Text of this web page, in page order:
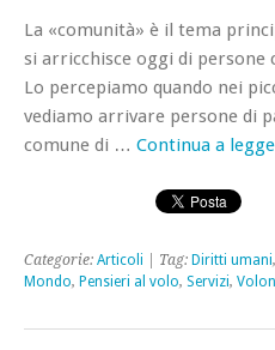
La «comunità» è il tema
si arricchisce oggi di persone
Lo percepiamo quando nei
vediamo arrivare persone di
comune di … Continua a
Categorie: Articoli | Tag: Diritti umani,
Mondo, Pensieri al volo, Servizi,